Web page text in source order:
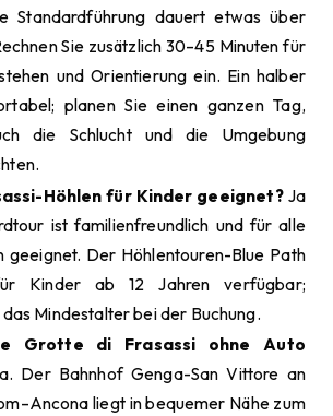
Standardführung dauert etwas über
Sie zusätzlich 30–45 Minuten für
und Orientierung ein. Ein halber
planen Sie einen ganzen Tag,
die Schlucht und die Umgebung
Höhlen für Kinder geeignet?Ja
ist familienfreundlich und für alle
geeignet. Der Höhlentouren-Blue Path
Kinder ab 12 Jahren verfügbar;
Mindestalter bei der Buchung.
Grotte di Frasassi ohne Auto
Der Bahnhof Genga-San Vittore an
liegt in bequemer Nähe zum